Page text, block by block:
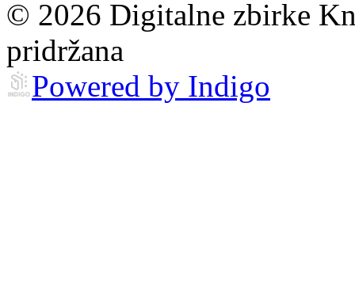
© 2026 Digitalne zbirke
pridržana
Powered by Indigo